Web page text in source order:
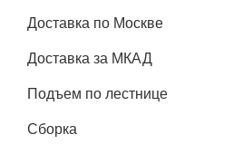
Доставка по Москве
Доставка за МКАД
Подъем по лестнице
Сборка